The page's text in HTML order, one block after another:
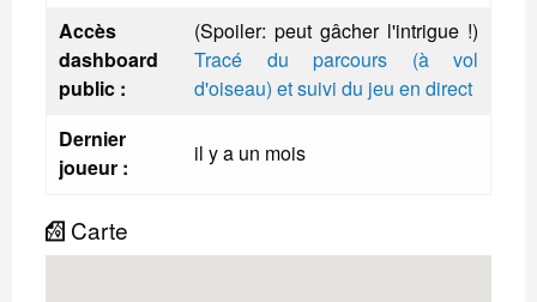
Accès
dashboard
public :
(Spoiler: peut gâcher l'intrigue !)
Tracé du parcours (à vol
d'oiseau) et suivi du jeu en direct
Dernier
joueur :
il y a un mois
Carte